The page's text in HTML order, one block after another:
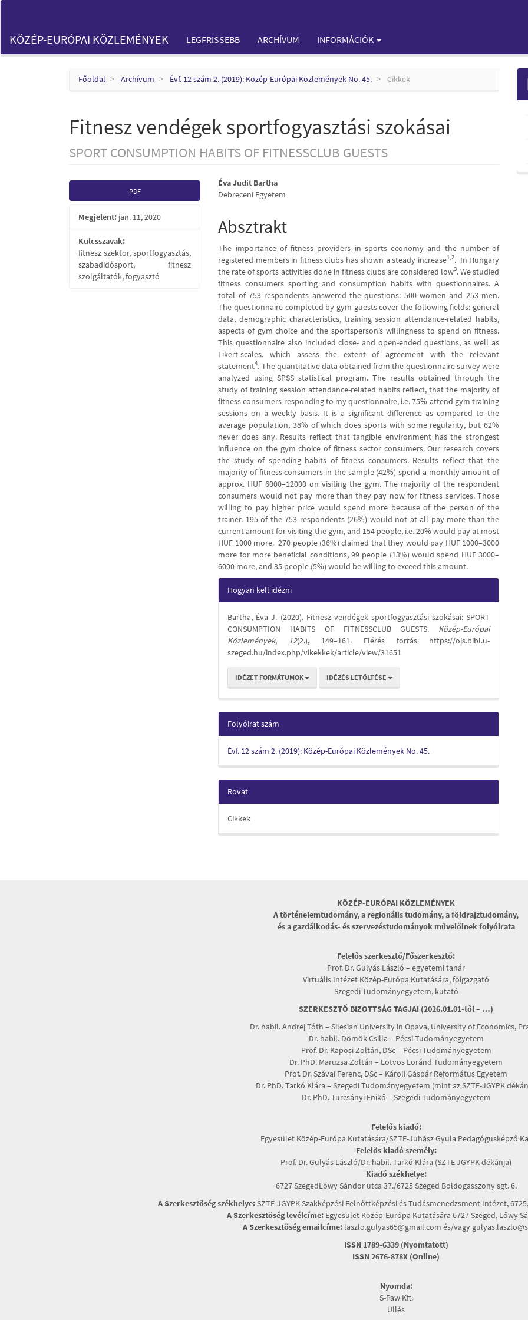
Content
Sidebar
KÖZÉP-EURÓPAI KÖZLEMÉNYEK LEGFRISSEBB ARCHÍVUM INFORMÁCIÓK
Főoldal Archívum Évf. 12 szám 2. (2019): Közép-Európai Közlemények No. 45. Cikkek
Fitnesz vendégek sportfogyasztási szokásai
SPORT CONSUMPTION HABITS OF FITNESSCLUB GUESTS
Article
Sidebar
PDF
Megjelent: jan. 11, 2020
Kulcsszavak:
fitnesz szektor, sportfogyasztás,
szabadidősport, fitnesz
szolgáltatók, fogyasztó
Main
Article
Content
Éva Judit Bartha
Debreceni Egyetem
Absztrakt
The importance of fitness providers in sports economy and the number of
registered members in fitness clubs has shown a steady increase1,2. In Hungary
the rate of sports activities done in fitness clubs are considered low3. We studied
fitness consumers sporting and consumption habits with questionnaires. A
total of 753 respondents answered the questions: 500 women and 253 men.
The questionnaire completed by gym guests cover the following fields: general
data, demographic characteristics, training session attendance-related habits,
aspects of gym choice and the sportsperson’s willingness to spend on fitness.
This questionnaire also included close- and open-ended questions, as well as
Likert-scales, which assess the extent of agreement with the relevant
statement4. The quantitative data obtained from the questionnaire survey were
analyzed using SPSS statistical program. The results obtained through the
study of training session attendance-related habits reflect, that the majority of
fitness consumers responding to my questionnaire, i.e. 75% attend gym training
sessions on a weekly basis. It is a significant difference as compared to the
average population, 38% of which does sports with some regularity, but 62%
never does any. Results reflect that tangible environment has the strongest
influence on the gym choice of fitness sector consumers. Our research covers
the study of spending habits of fitness consumers. Results reflect that the
majority of fitness consumers in the sample (42%) spend a monthly amount of
approx. HUF 6000–12000 on visiting the gym. The majority of the respondent
consumers would not pay more than they pay now for fitness services. Those
willing to pay higher price would spend more because of the person of the
trainer. 195 of the 753 respondents (26%) would not at all pay more than the
current amount for visiting the gym, and 154 people, i.e. 20% would pay at most
HUF 1000 more. 270 people (36%) claimed that they would pay HUF 1000–3000
more for more beneficial conditions, 99 people (13%) would spend HUF 3000–
6000 more, and 35 people (5%) would be willing to exceed this amount.
Article
Details
Hogyan kell idézni
Bartha, Éva J. (2020). Fitnesz vendégek sportfogyasztási szokásai: SPORT
CONSUMPTION HABITS OF FITNESSCLUB GUESTS. Közép-Európai
Közlemények, 12(2.), 149–161. Elérés forrás https://ojs.bibl.u-
szeged.hu/index.php/vikekkek/article/view/31651
IDÉZET FORMÁTUMOK IDÉZÉS LETÖLTÉSE
Folyóirat szám
Évf. 12 szám 2. (2019): Közép-Európai Közlemények No. 45.
Rovat
Cikkek
KÖZÉP-EURÓPAI KÖZLEMÉNYEK
A történelemtudomány, a regionális tudomány, a földrajztudomány,
és a gazdálkodás- és szervezéstudományok művelőinek folyóirata
Felelős szerkesztő/Főszerkesztő:
Prof. Dr. Gulyás László – egyetemi tanár
Virtuális Intézet Közép-Európa Kutatására, főigazgató
Szegedi Tudományegyetem, kutató
SZERKESZTŐ BIZOTTSÁG TAGJAI (2026.01.01-től – …)
Dr. habil. Andrej Tóth – Silesian University in Opava, University of Economics,
Dr. habil. Dömök Csilla – Pécsi Tudományegyetem
Prof. Dr. Kaposi Zoltán, DSc – Pécsi Tudományegyetem
Dr. PhD. Maruzsa Zoltán – Eötvös Loránd Tudományegyetem
Prof. Dr. Szávai Ferenc, DSc – Károli Gáspár Református Egyetem
Dr. PhD. Tarkó Klára – Szegedi Tudományegyetem (mint az SZTE-JGYPK
Dr. PhD. Turcsányi Enikő – Szegedi Tudományegyetem
Felelős kiadó:
Egyesület Közép-Európa Kutatására/SZTE-Juhász Gyula Pedagógusképző
Felelős kiadó személy:
Prof. Dr. Gulyás László/Dr. habil. Tarkó Klára (SZTE JGYPK dékánja)
Kiadó székhelye:
6727 SzegedLőwy Sándor utca 37./6725 Szeged Boldogasszony sgt. 6.
A Szerkesztőség székhelye:SZTE-JGYPK Szakképzési Felnőttképzési és Tudásmenedzsment Intézet,
A Szerkesztőség levélcíme: Egyesület Közép-Európa Kutatására 6727 Szeged, Lőwy
A Szerkesztőség emailcíme:laszlo.gulyas65@gmail.com és/vagy
ISSN 1789-6339 (Nyomtatott)
ISSN 2676-878X (Online)
Nyomda:
S-Paw Kft.
Üllés